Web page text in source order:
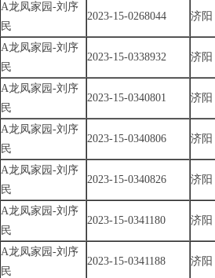
A龙凤家园-刘序
民
2023-15-0268044 济阳
A龙凤家园-刘序
民
2023-15-0338932 济阳
A龙凤家园-刘序
民
2023-15-0340801 济阳
A龙凤家园-刘序
民
2023-15-0340806 济阳
A龙凤家园-刘序
民
2023-15-0340826 济阳
A龙凤家园-刘序
民
2023-15-0341180 济阳
A龙凤家园-刘序
民
2023-15-0341188 济阳